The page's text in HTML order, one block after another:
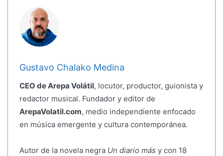
Gustavo Chalako Medina
CEO de Arepa Volátil, locutor, productor, guionista y
redactor musical. Fundador y editor de
ArepaVolatil.com, medio independiente enfocado
en música emergente y cultura contemporánea.
Autor de la novela negra Un diario más y con 18